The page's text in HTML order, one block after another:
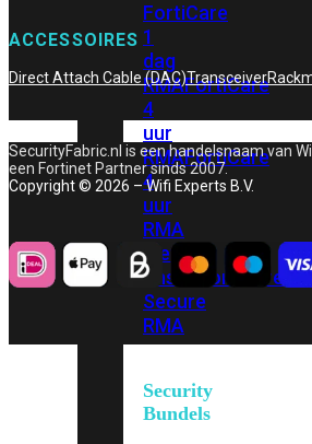
FortiCare
1
dag
RMAFortiCare
4
uur
RMAFortiCare
4
uur
RMA
met
onsiteFortiCare
Secure
RMA
Security
Bundels
ACCESSOIRES
Direct Attach Cable (DAC)Transceiver
SecurityFabric.nl is een handelsnaam van
een Fortinet Partner sinds 2007.
Copyright © 2026 – Wifi Experts B.V.